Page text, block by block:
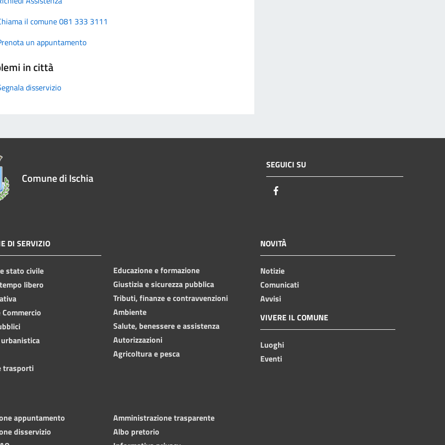
il comune 081 333 3111
un appuntamento
in città
disservizio
Comune di Ischia
SEGUICI SU
DI SERVIZIO
stato civile
libero
trasporti
Educazione e formazione
Giustizia e sicurezza pubblica
Tributi, finanze e contravvenzioni
Ambiente
Salute, benessere e assistenza
Autorizzazioni
Agricoltura e pesca
NOVITÀ
Notizie
Comunicati
Avvisi
VIVERE IL COMUNE
Luoghi
Eventi
appuntamento
disservizio
Amministrazione trasparente
Albo pretorio